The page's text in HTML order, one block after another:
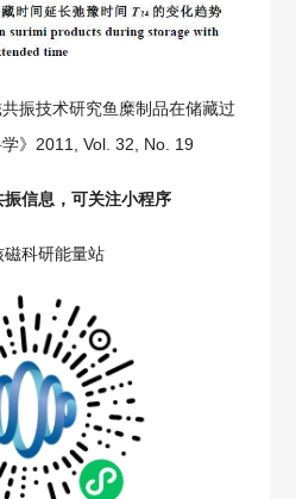
振技术研究鱼糜制品在储藏过
》2011, Vol. 32, No. 19
振信息，可关注小程序
磁科研能量站